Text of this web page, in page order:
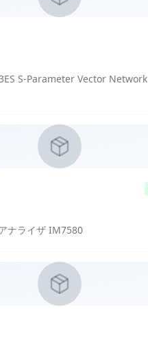
S-Parameter Vector Network
ナライザ IM7580